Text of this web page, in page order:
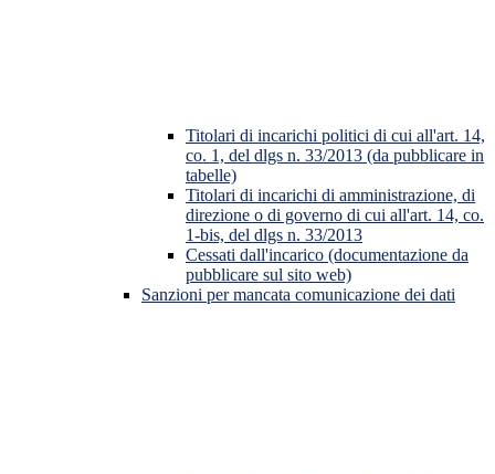
Titolari di incarichi politici di cui all'art. 14,
co. 1, del dlgs n. 33/2013 (da pubblicare in
tabelle)
Titolari di incarichi di amministrazione, di
direzione o di governo di cui all'art. 14, co.
1-bis, del dlgs n. 33/2013
Cessati dall'incarico (documentazione da
pubblicare sul sito web)
Sanzioni per mancata comunicazione dei dati